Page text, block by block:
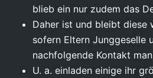
blieb ein nur zudem das
Daher ist und bleibt diese
sofern Eltern Junggeselle
nachfolgende Kontakt
U. a. einladen einige ihr